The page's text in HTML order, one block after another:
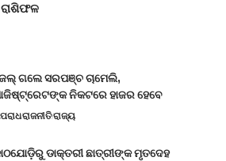
ଗଲେ ସରପଞ୍ଚ ଚାମେଲି,
ନିକଟରେ ହାଜର ହେବେ
ରାଜନୀତିରାଜ୍ୟ
ଡାକ୍ତରୀ ଛାତ୍ରୀଙ୍କ ମୃତଦେହ